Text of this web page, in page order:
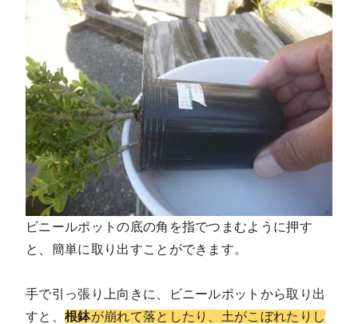
ビニールポットの底の角を指でつまむように押す
と、簡単に取り出すことができます。
手で引っ張り上向きに、ビニールポットから取り出
すと、 根鉢が崩れて落としたり、土がこぼれたりし